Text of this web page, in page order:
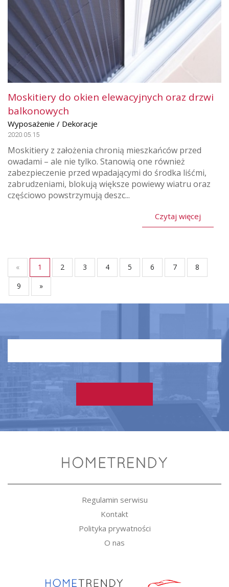
Moskitiery do okien elewacyjnych oraz drzwi
balkonowych
Wyposażenie / Dekoracje
2020.05.15
Moskitiery z założenia chronią mieszkańców przed
owadami – ale nie tylko. Stanowią one również
zabezpieczenie przed wpadającymi do środka liśćmi,
zabrudzeniami, blokują większe powiewy wiatru oraz
częściowo powstrzymują deszc...
Czytaj więcej
« 1 2 3 4 5 6 7
8
9
»
Regulamin serwisu
Kontakt
Polityka prywatności
O nas